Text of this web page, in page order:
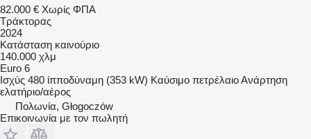
82.000 € Χωρίς ΦΠΑ
Τράκτορας
2024
Κατάσταση καινούριο
140.000 χλμ
Euro 6
Ισχύς 480 ίπποδύναμη (353 kW) Καύσιμο πετρέλαιοΑνάρτηση
ελατήριο/αέρος
Πολωνία, Głogoczów
Επικοινωνία με τον πωλητή